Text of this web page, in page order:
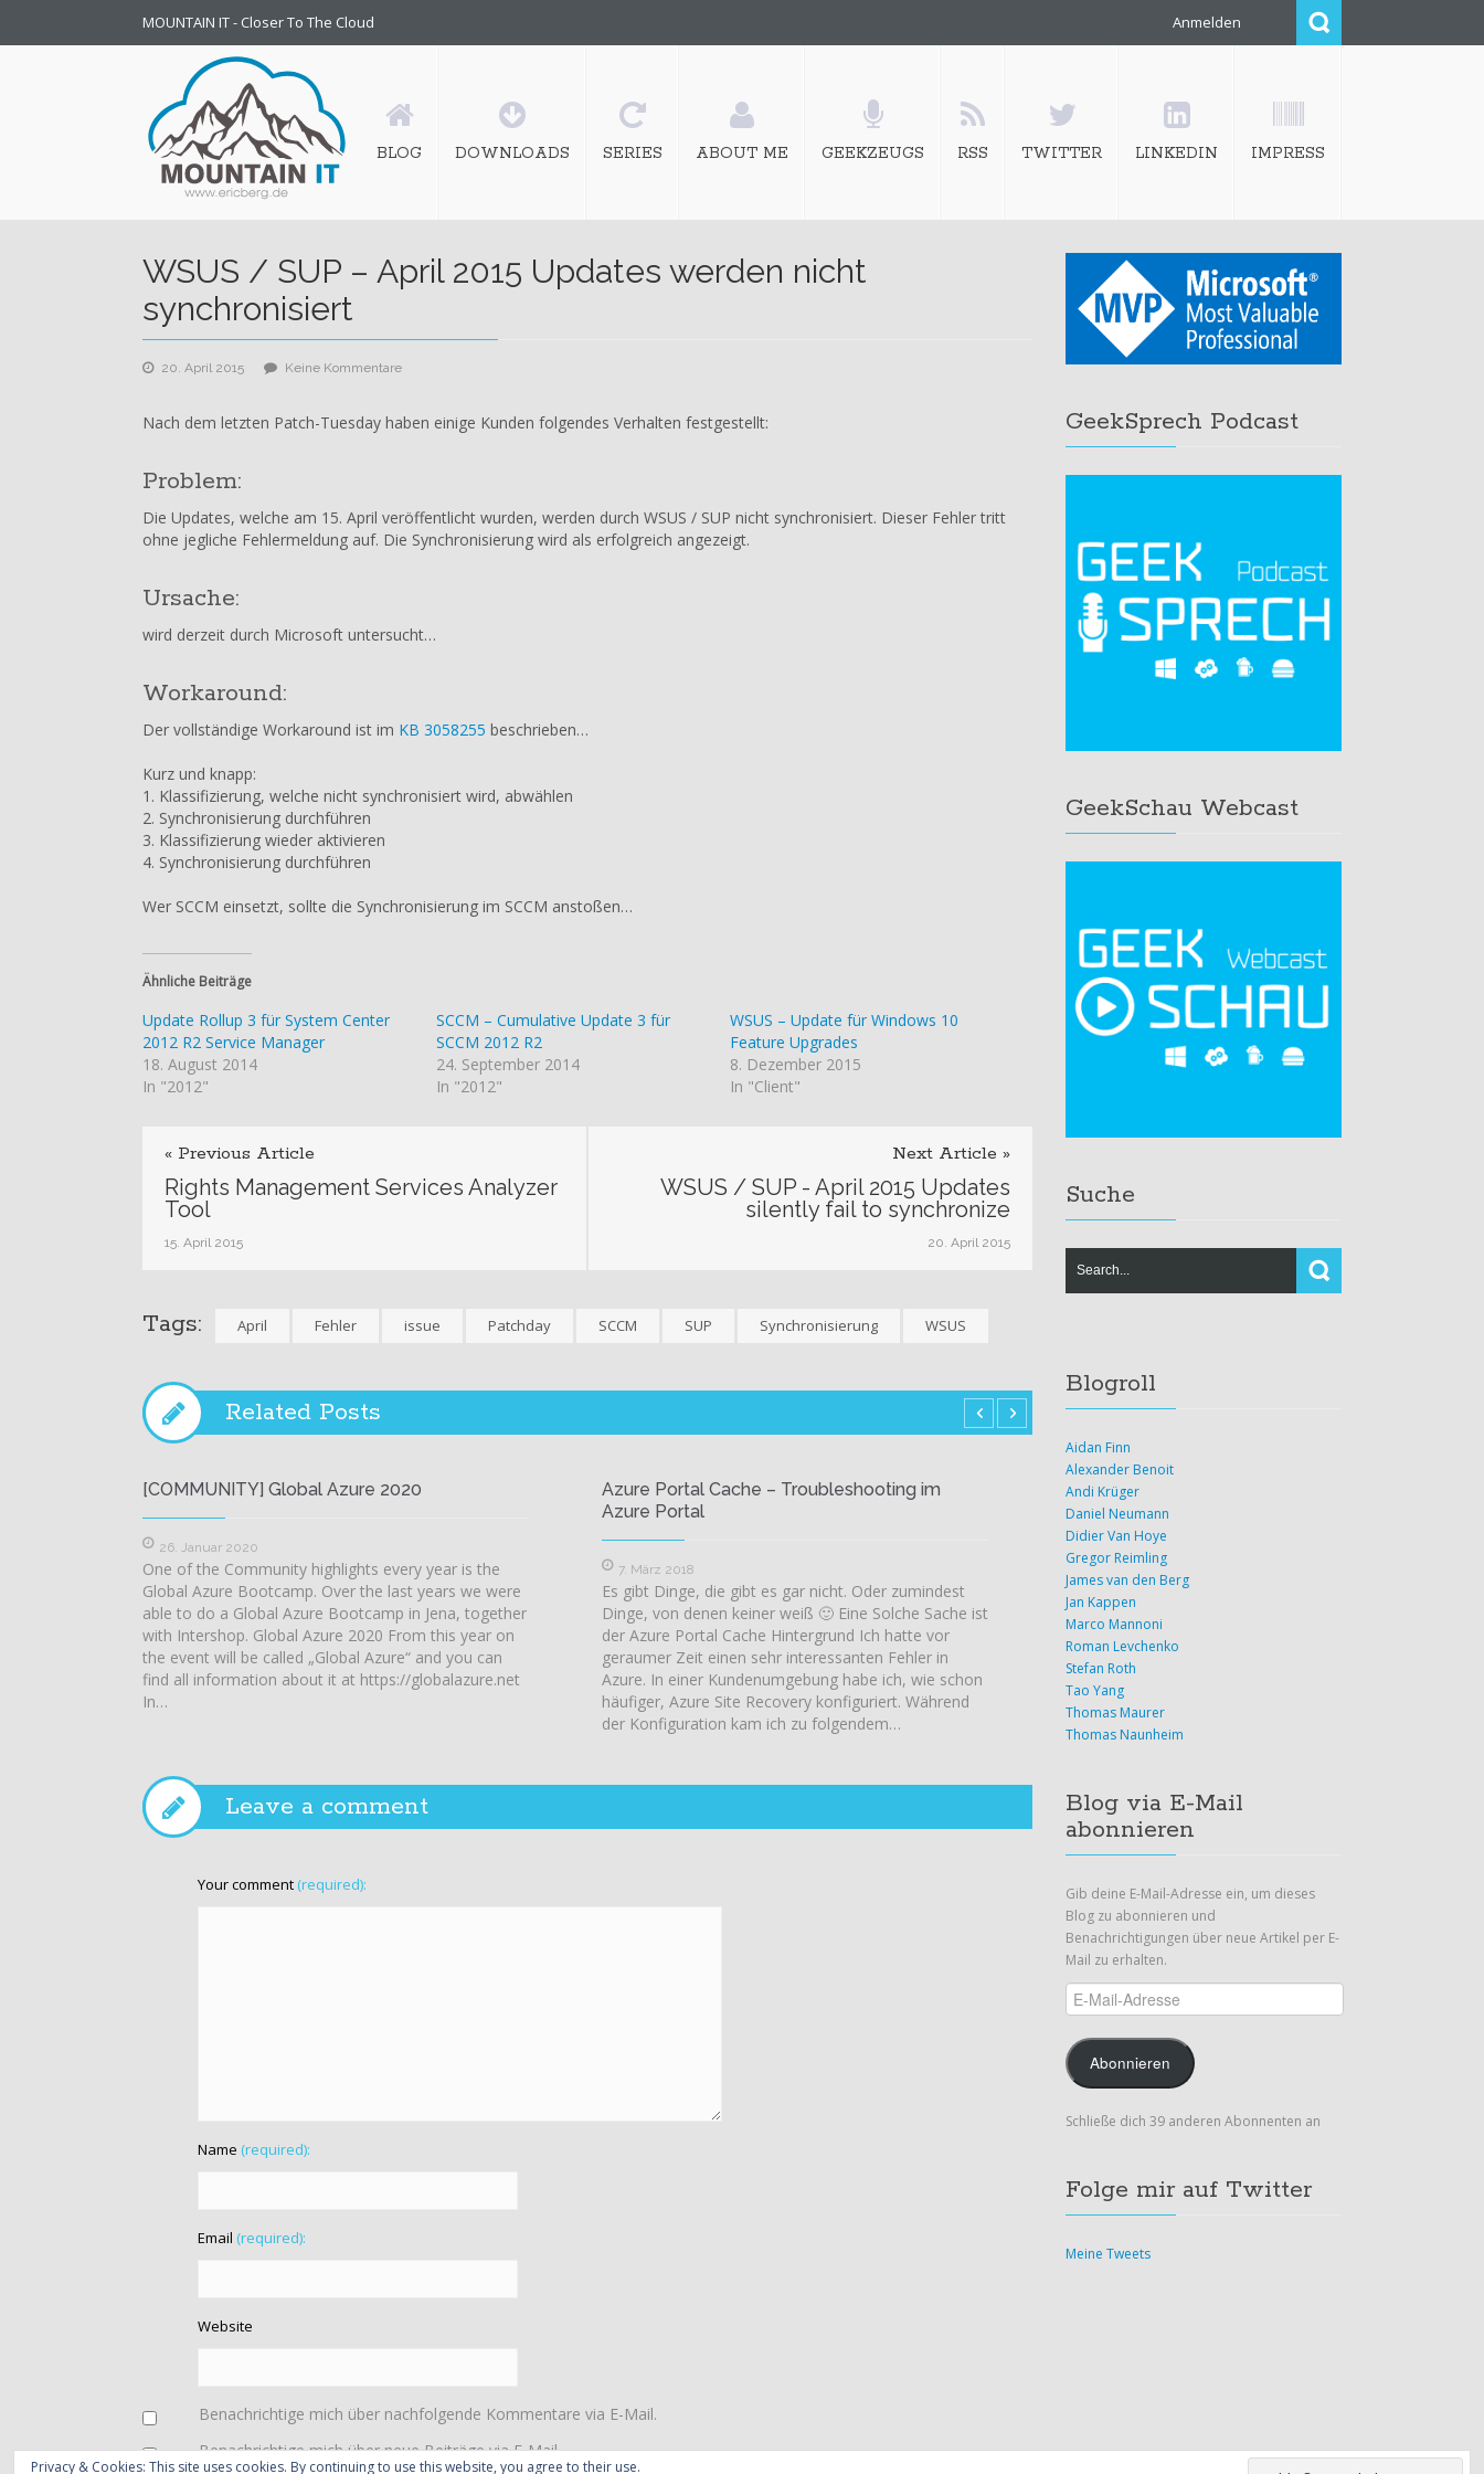
MOUNTAIN IT - Closer To The Cloud Anmelden
BLOG DOWNLOADS SERIES ABOUT ME GEEKZEUGS RSS TWITTER LINKEDIN IMPRESS
WSUS / SUP – April 2015 Updates werden nicht
synchronisiert
20. April 2015 Keine Kommentarezu
SUP
Updates
werden
Nach dem letzten Patch-Tuesday haben einige Kunden folgendes Verhalten festgestellt:
Problem:
Die Updates, welche am 15. April veröffentlicht wurden, werden durch WSUS / SUP nicht synchronisiert. Dieser Fehler tritt
ohne jegliche Fehlermeldung auf. Die Synchronisierung wird als erfolgreich angezeigt.
Ursache:
wird derzeit durch Microsoft untersucht…
Workaround:
Der vollständige Workaround ist im KB 3058255 beschrieben…
Kurz und knapp:
1. Klassifizierung, welche nicht synchronisiert wird, abwählen
2. Synchronisierung durchführen
3. Klassifizierung wieder aktivieren
4. Synchronisierung durchführen
Wer SCCM einsetzt, sollte die Synchronisierung im SCCM anstoßen…
Ähnliche Beiträge
Update Rollup 3 für System Center
2012 R2 Service Manager
18. August 2014
In "2012"
SCCM – Cumulative Update 3 für
SCCM 2012 R2
24. September 2014
In "2012"
WSUS – Update für Windows 10
Feature Upgrades
8. Dezember 2015
In "Client"
« Previous Article
Rights Management Services Analyzer
Tool
15. April 2015
Next Article »
WSUS / SUP - April 2015 Updates
silently fail to synchronize
20. April 2015
Tags: April Fehler issue Patchday SCCM SUP Synchronisierung WSUS
Related Posts
[COMMUNITY] Global Azure 2020
26. Januar 2020
One of the Community highlights every year is the
Global Azure Bootcamp. Over the last years we were
able to do a Global Azure Bootcamp in Jena, together
with Intershop. Global Azure 2020 From this year on
the event will be called „Global Azure“ and you can
find all information about it at https://globalazure.net
In…
Azure Portal Cache – Troubleshooting im
Azure Portal
7. März 2018
Es gibt Dinge, die gibt es gar nicht. Oder zumindest
Dinge, von denen keiner weiß 🙂 Eine Solche Sache ist
der Azure Portal Cache Hintergrund Ich hatte vor
geraumer Zeit einen sehr interessanten Fehler in
Azure. In einer Kundenumgebung habe ich, wie schon
häufiger, Azure Site Recovery konfiguriert. Während
der Konfiguration kam ich zu folgendem…
CDC Germany 2017 – Aufzeichnung meiner
Session verfügbar
9. Juni 2017
Alle Teilnehmer der Cloud und Datacenter Conference
2017 wissen es schon…die Video-Aufzeichnungen
stehen zur Verfügung…allerdings sind diese nur für die
Teilnehmer zugreifbar. Da ich nichts zu verheimlichen
habe, hier die Aufzeichnung meiner Session von der
CDC Vielen Dank an Carsten und Team für die Arbeit
und Aufbereitung der Videos!
Leave a comment
Your comment (required):
Name (required):
Email (required):
Website
Benachrichtige mich über nachfolgende Kommentare via E-Mail.
Benachrichtige mich über neue Beiträge via E-Mail.
GeekSprech Podcast
GeekSchau Webcast
Suche
Blogroll
Aidan Finn
Alexander Benoit
Andi Krüger
Daniel Neumann
Didier Van Hoye
Gregor Reimling
James van den Berg
Jan Kappen
Marco Mannoni
Roman Levchenko
Stefan Roth
Tao Yang
Thomas Maurer
Thomas Naunheim
Blog via E-Mail
abonnieren
Gib deine E-Mail-Adresse ein, um dieses
Blog zu abonnieren und
Benachrichtigungen über neue Artikel per E-
Mail zu erhalten.
E-
Mail-
Adresse
Abonnieren
Schließe dich 39 anderen Abonnenten an
Folge mir auf Twitter
Meine Tweets
Privacy & Cookies: This site uses cookies. By continuing to use this website, you agree to their use.